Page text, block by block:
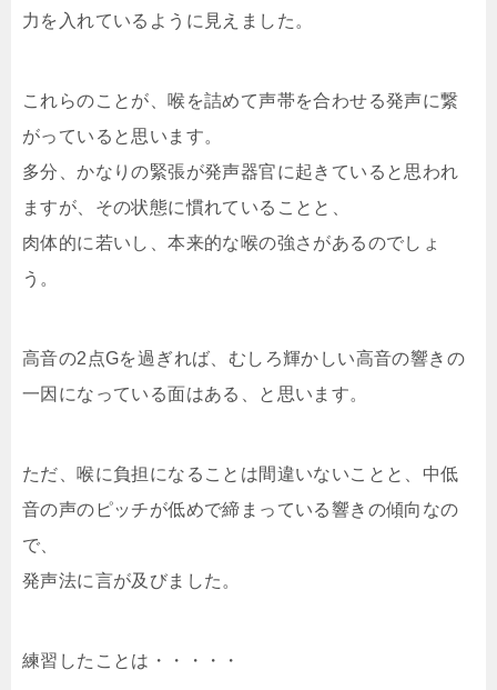
力を入れているように見えました。
これらのことが、喉を詰めて声帯を合わせる発声に繋
がっていると思います。
多分、かなりの緊張が発声器官に起きていると思われ
ますが、その状態に慣れていることと、
肉体的に若いし、本来的な喉の強さがあるのでしょ
う。
高音の2点Gを過ぎれば、むしろ輝かしい高音の響きの
一因になっている面はある、と思います。
ただ、喉に負担になることは間違いないことと、中低
音の声のピッチが低めで締まっている響きの傾向なの
で、
発声法に言が及びました。
練習したことは・・・・・